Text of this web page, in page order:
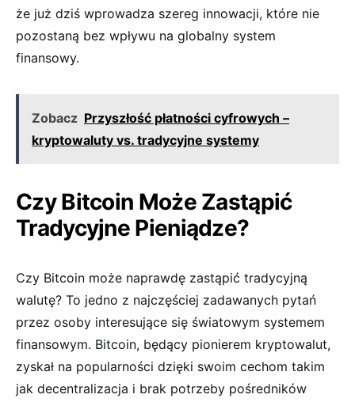
że⁢ już⁢ dziś wprowadza szereg innowacji, które nie
pozostaną​ bez wpływu na globalny system
finansowy.
Zobacz Przyszłość płatności cyfrowych –
kryptowaluty vs. tradycyjne systemy
Czy Bitcoin Może Zastąpić
Tradycyjne Pieniądze?
Czy Bitcoin może⁢ naprawdę zastąpić tradycyjną
walutę? To jedno z najczęściej zadawanych pytań
przez osoby interesujące⁢ się‍ światowym systemem
finansowym. Bitcoin, będący pionierem kryptowalut, ​
zyskał na popularności dzięki swoim cechom takim
jak decentralizacja i ⁤brak potrzeby pośredników